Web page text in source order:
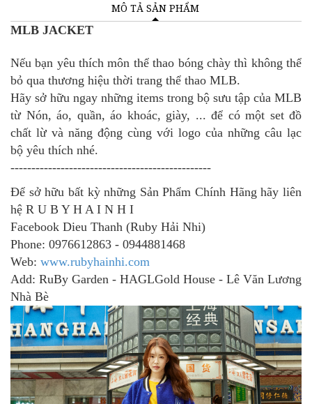
MÔ TẢ SẢN PHẨM
MLB JACKET
Nếu bạn yêu thích môn thể thao bóng chày thì không thể
bỏ qua thương hiệu thời trang thể thao MLB.
Hãy sở hữu ngay những items trong bộ sưu tập của MLB
từ Nón, áo, quần, áo khoác, giày, ... để có một set đồ
chất lừ và năng động cùng với logo của những câu lạc
bộ yêu thích nhé.
------------------------------------------------
Để sở hữu bất kỳ những Sản Phẩm Chính Hãnghãy liên
hệ R U B Y H A I N H I
Facebook Dieu Thanh (Ruby Hải Nhi)
Phone: 0976612863 - 0944881468
Web: www.rubyhainhi.com
Add: RuBy Garden - HAGLGold House - Lê Văn Lương
Nhà Bè